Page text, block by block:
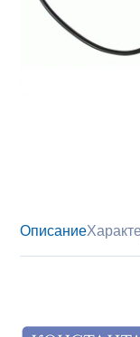
Описание